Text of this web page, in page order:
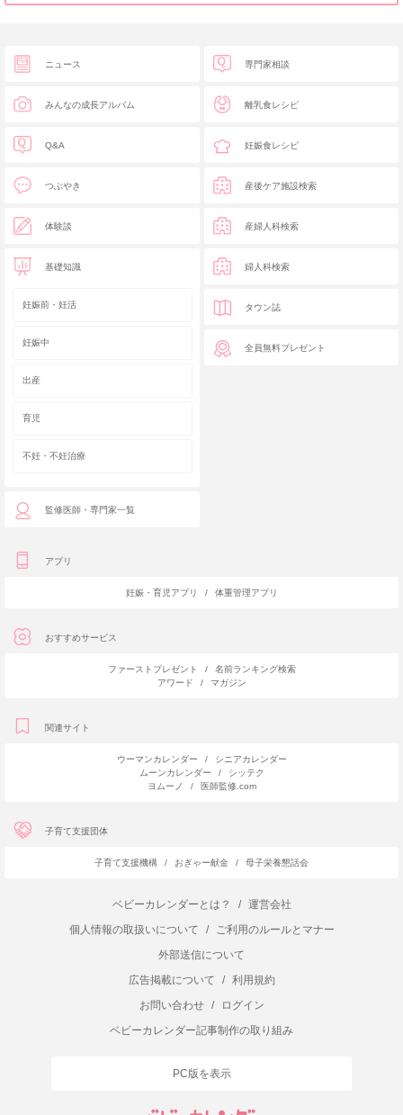
ニュース
みんなの成長アルバム
Q&A
つぶやき
体験談
基礎知識
妊娠前・妊活
妊娠中
出産
育児
不妊・不妊治療
監修医師・専門家一覧
専門家相談
離乳食レシピ
妊娠食レシピ
産後ケア施設検索
産婦人科検索
婦人科検索
タウン誌
全員無料プレゼント
アプリ
妊娠・育児アプリ / 体重管理アプリ
おすすめサービス
ファーストプレゼント /
名前ランキング検索
アワード
/ マガジン
関連サイト
ウーマンカレンダー /
シニアカレンダー
ムーンカレンダー
/
シッテク
ヨムーノ
/ 医師監修.com
子育て支援団体
子育て支援機構 / おぎゃー献金 / 母子栄養懇話会
ベビーカレンダーとは？ /
運営会社
個人情報の取扱いについて
/
ご利用のルールとマナー
外部送信について
広告掲載について
/
利用規約
お問い合わせ
/
ログイン
ベビーカレンダー記事制作の取り組み
PC版を表示